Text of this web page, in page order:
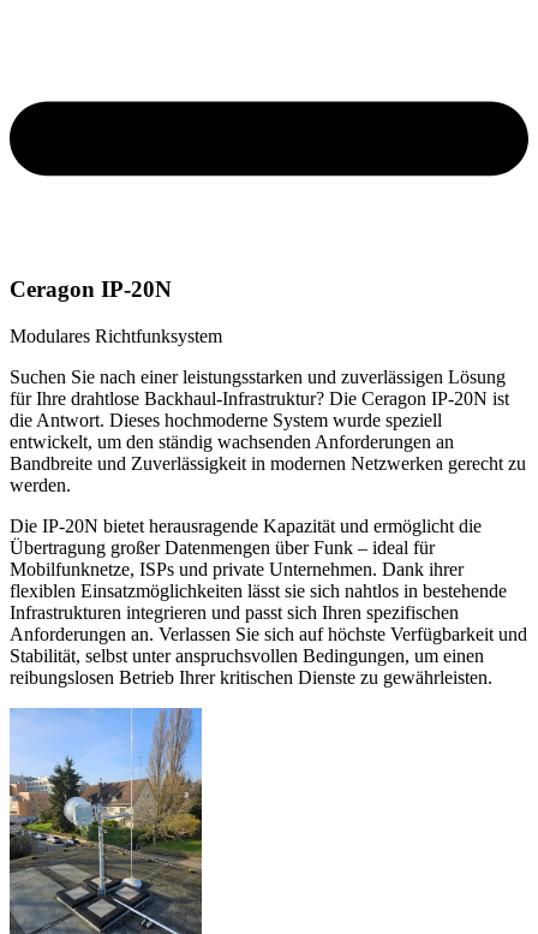
Ceragon IP-20N
Modulares Richtfunksystem
Suchen Sie nach einer leistungsstarken und zuverlässigen Lösung
für Ihre drahtlose Backhaul-Infrastruktur? Die Ceragon IP-20N ist
die Antwort. Dieses hochmoderne System wurde speziell
entwickelt, um den ständig wachsenden Anforderungen an
Bandbreite und Zuverlässigkeit in modernen Netzwerken gerecht zu
werden.
Die IP-20N bietet herausragende Kapazität und ermöglicht die
Übertragung großer Datenmengen über Funk – ideal für
Mobilfunknetze, ISPs und private Unternehmen. Dank ihrer
flexiblen Einsatzmöglichkeiten lässt sie sich nahtlos in bestehende
Infrastrukturen integrieren und passt sich Ihren spezifischen
Anforderungen an. Verlassen Sie sich auf höchste Verfügbarkeit und
Stabilität, selbst unter anspruchsvollen Bedingungen, um einen
reibungslosen Betrieb Ihrer kritischen Dienste zu gewährleisten.